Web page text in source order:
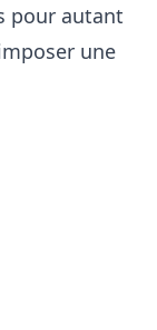
pour autant
une